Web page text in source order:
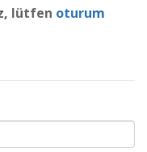
lütfen oturum